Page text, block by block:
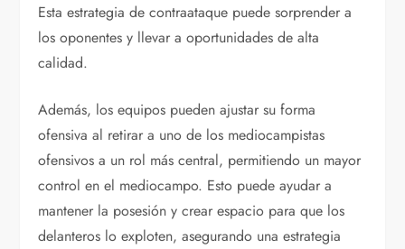
Esta estrategia de contraataque puede sorprender a
los oponentes y llevar a oportunidades de alta
calidad.
Además, los equipos pueden ajustar su forma
ofensiva al retirar a uno de los mediocampistas
ofensivos a un rol más central, permitiendo un mayor
control en el mediocampo. Esto puede ayudar a
mantener la posesión y crear espacio para que los
delanteros lo exploten, asegurando una estrategia